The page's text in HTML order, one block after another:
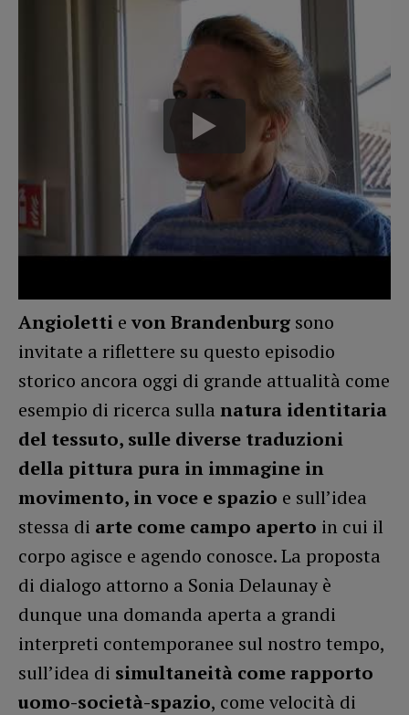
Angioletti e von Brandenburg sono
invitate a riflettere su questo episodio
storico ancora oggi di grande attualità come
esempio di ricerca sulla natura identitaria
del tessuto, sulle diverse traduzioni
della pittura pura in immagine in
movimento, in voce e spazio e sull’idea
stessa di arte come campo aperto in cui il
corpo agisce e agendo conosce. La proposta
di dialogo attorno a Sonia Delaunay è
dunque una domanda aperta a grandi
interpreti contemporanee sul nostro tempo,
sull’idea di simultaneità come rapporto
uomo-società-spazio, come velocità di